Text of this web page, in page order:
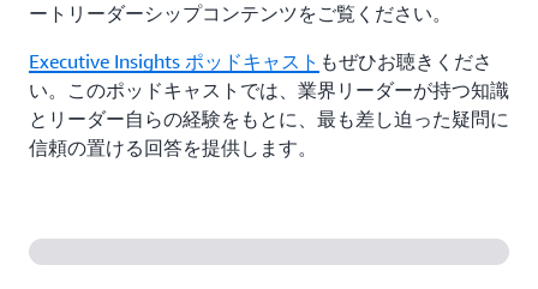
ートリーダーシップコンテンツをご覧ください。
Executive Insights ポッドキャスト もぜひお聴きくださ
い。このポッドキャストでは、業界リーダーが持つ知識
とリーダー自らの経験をもとに、最も差し迫った疑問に
信頼の置ける回答を提供します。